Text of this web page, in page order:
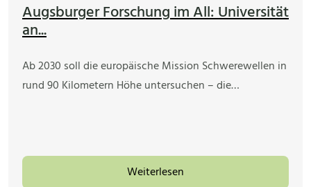
Augsburger Forschung im All: Universität
an...
Ab 2030 soll die europäische Mission Schwerewellen in
rund 90 Kilometern Höhe untersuchen – die…
Weiterlesen